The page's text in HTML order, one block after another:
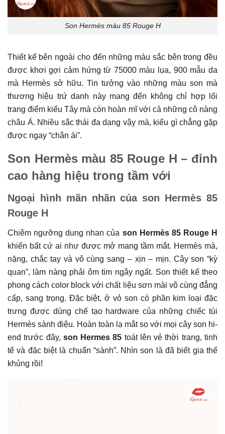
Son Hermès màu 85 Rouge H
Thiết kế bên ngoài cho đến những màu sắc bên trong đều
được khơi gợi cảm hứng từ 75000 màu lụa, 900 mẫu da
mà Hermès sở hữu. Tin tưởng vào những màu son mà
thương hiệu trứ danh này mang đến không chỉ hợp lối
trang điểm kiểu Tây mà còn hoàn mĩ với cả những cô nàng
châu Á. Nhiều sắc thái đa dạng vậy mà, kiểu gì chẳng gặp
được ngay “chân ái”.
Son Hermès màu 85 Rouge H – đỉnh
cao hàng hiệu trong tầm với
Ngoại hình mãn nhãn của son Hermès 85
Rouge H
Chiêm ngưỡng dung nhan của son Hermès 85 Rouge H
khiến bất cứ ai như được mở mang tầm mắt. Hermès mà,
nặng, chắc tay và vô cùng sang – xịn – mịn. Cây son “kỳ
quan”, làm nàng phải ôm tim ngây ngất. Son thiết kế theo
phong cách color block với chất liệu sơn mài vô cùng đẳng
cấp, sang trọng. Đặc biệt, ở vỏ son có phần kim loại đặc
trưng được dùng chế tạo hardware của những chiếc túi
Hermès sành điệu. Hoàn toàn lạ mắt so với mọi cây son hi-
end trước đây, son Hermes 85 toát lên vẻ thời trang, tinh
tế và đặc biệt là chuẩn “sành”. Nhìn son là đã biết gia thế
khủng rồi!